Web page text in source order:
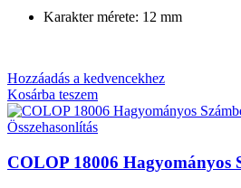
Karakter mérete: 12 mm
Hozzáadás a kedvencekhez
Kosárba teszem
Összehasonlítás
COLOP 18006 Hagyományos